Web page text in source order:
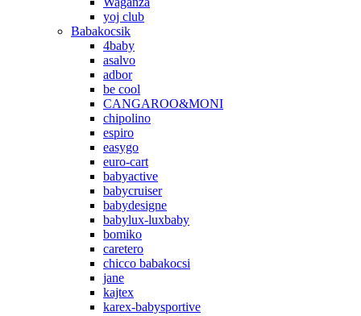
yoj club
Babakocsik
4baby
asalvo
adbor
be cool
CANGAROO&MONI
chipolino
espiro
easygo
euro-cart
babyactive
babycruiser
babydesigne
babylux-luxbaby
bomiko
caretero
chicco babakocsi
jane
kajtex
karex-babysportive